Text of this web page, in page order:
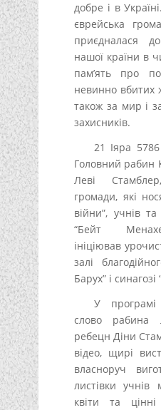
добре і в
єврейська
приєдналася
нашої країни в
пам’ять про
невинно вбитих
також за мир і
захисників.
21 Іяра
Головний рабин
Леві
громади, які
війни”, учнів
“Бейт
ініціював
залі
Барух” і
У програмі
слово рабина
ребецн Діни
відео, щирі
власноруч
листівки учнів
квіти та